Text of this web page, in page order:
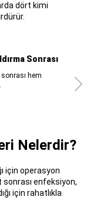
dört kimi
Sonrası
hem
Nelerdir?
için operasyon
sonrası enfeksiyon,
için rahatlıkla